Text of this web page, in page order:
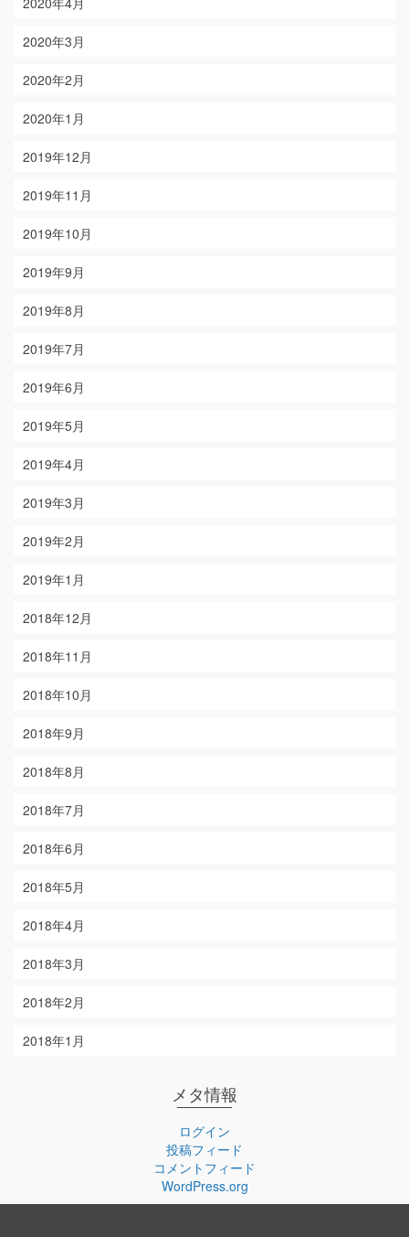
2020年3月
2020年2月
2020年1月
2019年12月
2019年11月
2019年10月
2019年9月
2019年8月
2019年7月
2019年6月
2019年5月
2019年4月
2019年3月
2019年2月
2019年1月
2018年12月
2018年11月
2018年10月
2018年9月
2018年8月
2018年7月
2018年6月
2018年5月
2018年4月
2018年3月
2018年2月
2018年1月
メタ情報
ログイン
投稿フィード
コメントフィード
WordPress.org